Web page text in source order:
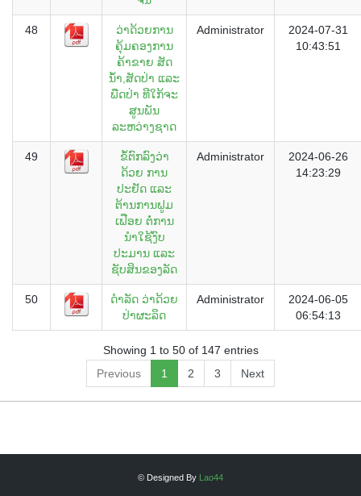
48
ວ່າດ້ວຍການ
ຄຸ້ມຄອງການ
ຄ້າຂາຍ ສັດ
ນ້ຳ,ສັດປ່າ ແລະ
ພືດປ່າ ທີໃກ້ຈະ
ສູນພັນ
ລະຫວ່າງຊາດ
Administrator
2024-07-31
10:43:51
49
ຂໍ້ຕົກລົງວ່າ
ດ້ວຍ ການ
ປະຢັດ ແລະ
ຕ້ານການຟູມ
ເຟືອຍ ຕໍ່ການ
ນຳໃຊ້ງົບ
ປະມານ ແລະ
ຊັບສິນຂອງລັດ
Administrator
2024-06-26
14:23:29
50
ດຳລັດ ວ່າດ້ວຍ
ປ່າຜະລິດ
Administrator
2024-06-05
06:54:13
Showing 1 to 50 of 147 entries
Previous
1 2 3 Next
© Designed By Lao44